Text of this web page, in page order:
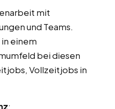
mit
und Teams.
einem
bei diesen
Vollzeitjobs in
: